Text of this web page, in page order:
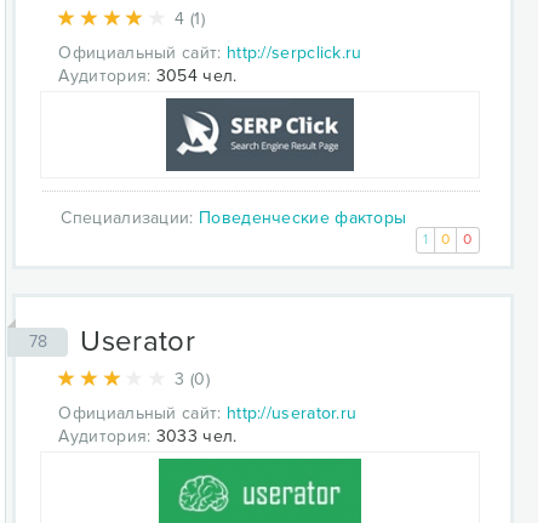
4 (1)
Официальный сайт: http://serpclick.ru
Аудитория: 3054 чел.
Специализации: Поведенческие факторы
1 0 0
78 Userator
3 (0)
Официальный сайт: http://userator.ru
Аудитория: 3033 чел.